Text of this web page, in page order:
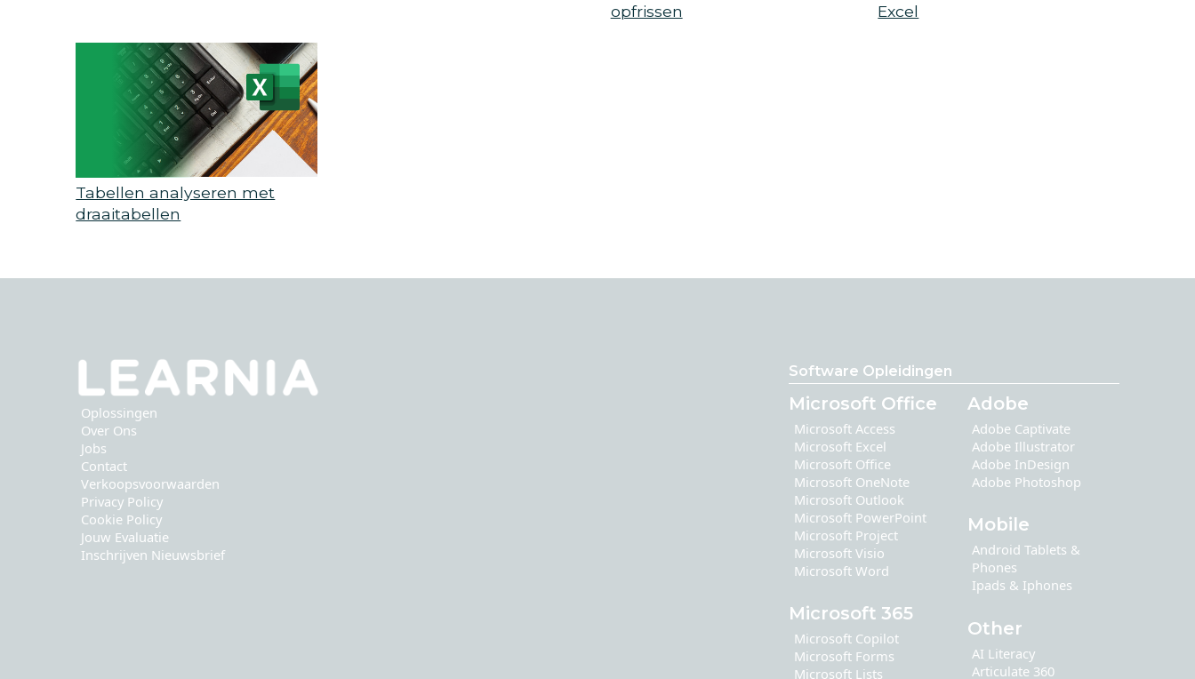
opfrissen
Excel
Tabellen analyseren met
draaitabellen
Oplossingen
Over Ons
Jobs
Contact
Verkoopsvoorwaarden
Privacy Policy
Cookie Policy
Jouw Evaluatie
Inschrijven Nieuwsbrief
Software Opleidingen
Microsoft Office
Microsoft Access
Microsoft Excel
Microsoft Office
Microsoft OneNote
Microsoft Outlook
Microsoft PowerPoint
Microsoft Project
Microsoft Visio
Microsoft Word
Microsoft 365
Microsoft Copilot
Microsoft Forms
Microsoft Lists
Adobe
Adobe Captivate
Adobe Illustrator
Adobe InDesign
Adobe Photoshop
Mobile
Android Tablets &
Phones
Ipads & Iphones
Other
AI Literacy
Articulate 360